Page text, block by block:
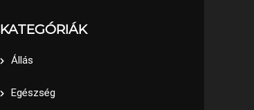
KATEGÓRIÁK
Állás
Egészség